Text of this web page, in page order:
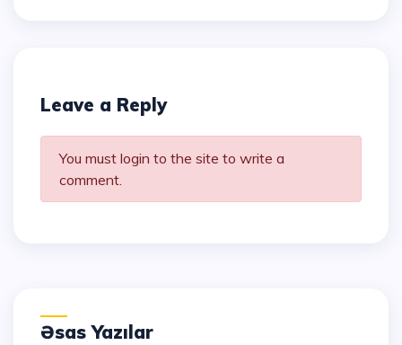
Leave a Reply
You must login to the site to write a
comment.
Əsas Yazılar